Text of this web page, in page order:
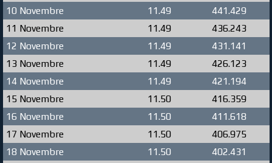
10 Novembre
11.49
441.429
11 Novembre
11.49
436.243
12 Novembre
11.49
431.141
13 Novembre
11.49
426.123
14 Novembre
11.49
421.194
15 Novembre
11.50
416.359
16 Novembre
11.50
411.618
17 Novembre
11.50
406.975
18 Novembre
11.50
402.431